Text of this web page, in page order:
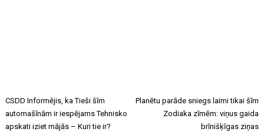
CSDD Informējis, ka Tieši šīm
automašīnām ir iespējams Tehnisko
apskati iziet mājās – Kuri tie ir?
Planētu parāde sniegs laimi tikai šīm
Zodiaka zīmēm: viņus gaida
brīnišķīgas ziņas